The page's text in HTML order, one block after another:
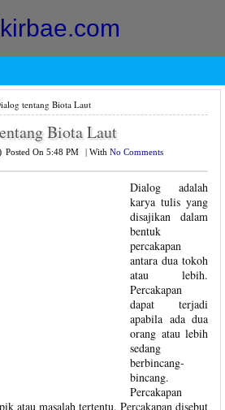
tentang Biota Laut
Biota Laut
Posted On 5:48 PM With No Comments
Dialog adalah
karya tulis yang
disajikan dalam
bentuk
percakapan
antara dua tokoh
atau lebih.
Percakapan
dapat terjadi
apabila ada dua
orang atau lebih
sedang
berbincang-
bincang.
Percakapan
atau masalah tertentu. Percakapan disebut